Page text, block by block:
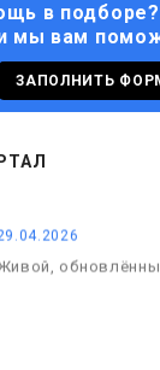
в
мы вам
ЗАПОЛНИТЬ
Днём
Днём Победы.